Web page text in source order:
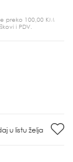
preko 100,00 KM
i PDV.
u listu želja